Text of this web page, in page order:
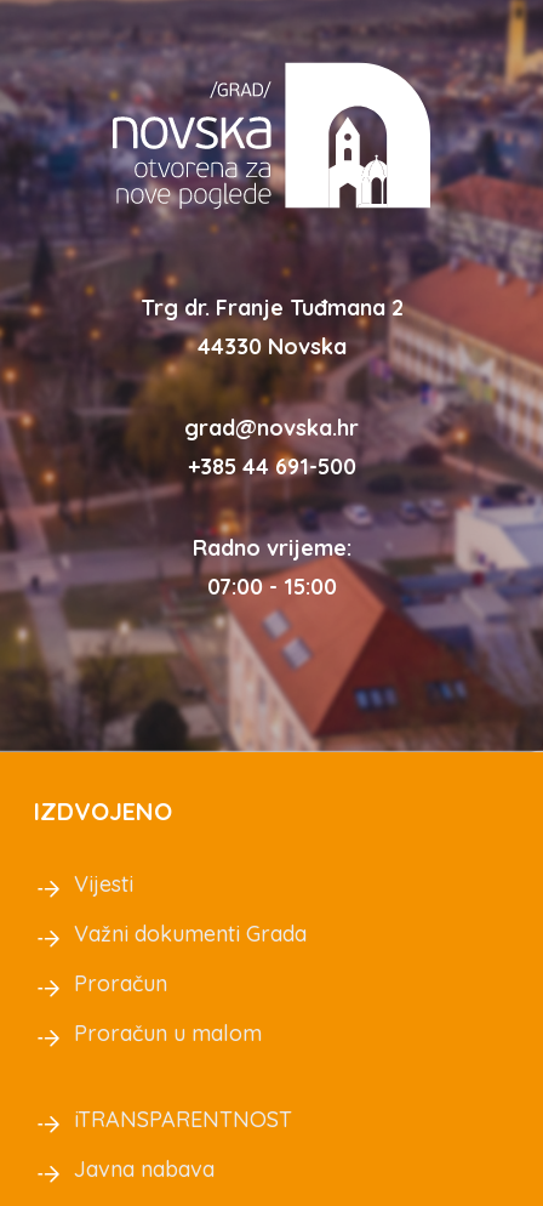
Trg dr. Franje Tuđmana 2
44330 Novska
grad@novska.hr
+385 44 691-500
Radno vrijeme:
07:00 - 15:00
IZDVOJENO
Vijesti
Važni dokumenti Grada
Proračun
Proračun u malom
iTRANSPARENTNOST
Javna nabava